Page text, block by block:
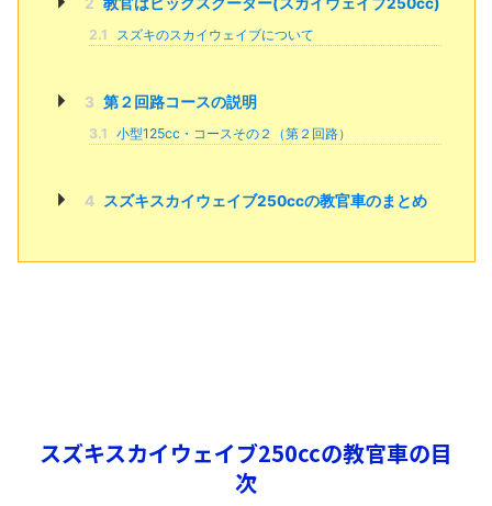
2 教官はビッグスクーター(スカイウェイブ250cc)
2.1 スズキのスカイウェイブについて
3 第２回路コースの説明
3.1 小型125cc・コースその２（第２回路）
4 スズキスカイウェイブ250ccの教官車のまとめ
スズキスカイウェイブ250ccの教官車の目
次